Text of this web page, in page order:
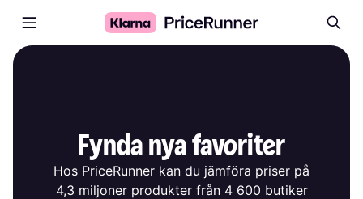
Fynda nya favoriter
Hos PriceRunner kan du jämföra priser på
4,3 miljoner produkter från 4 600 butiker